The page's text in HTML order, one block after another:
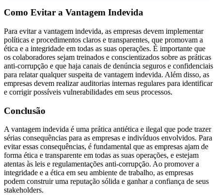
Como Evitar a Vantagem Indevida
Para evitar a vantagem indevida, as empresas devem implementar
políticas e procedimentos claros e transparentes, que promovam a
ética e a integridade em todas as suas operações. É importante que
os colaboradores sejam treinados e conscientizados sobre as práticas
anti-corrupção e que haja canais de denúncia seguros e confidenciais
para relatar qualquer suspeita de vantagem indevida. Além disso, as
empresas devem realizar auditorias internas regulares para identificar
e corrigir possíveis vulnerabilidades em seus processos.
Conclusão
A vantagem indevida é uma prática antiética e ilegal que pode trazer
sérias consequências para as empresas e indivíduos envolvidos. Para
evitar essas consequências, é fundamental que as empresas ajam de
forma ética e transparente em todas as suas operações, e estejam
atentas às leis e regulamentações anti-corrupção. Ao promover a
integridade e a ética em seu ambiente de trabalho, as empresas
podem construir uma reputação sólida e ganhar a confiança de seus
stakeholders.